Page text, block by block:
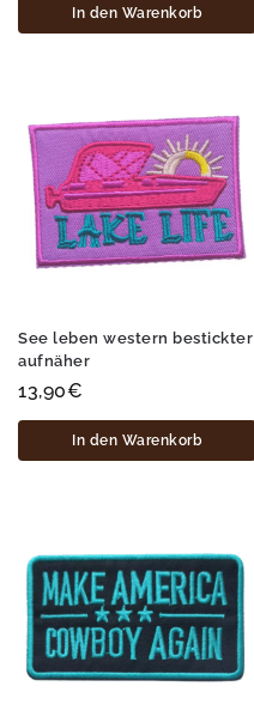
In den Warenkorb
See leben western bestickter
aufnäher
13,90€
In den Warenkorb